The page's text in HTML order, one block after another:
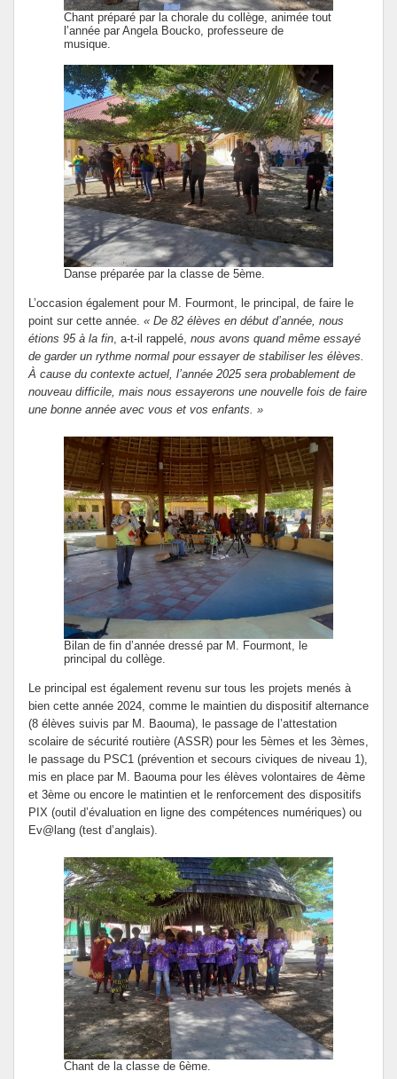
Chant préparé par la chorale du collège, animée tout
l’année par Angela Boucko, professeure de
musique.
Danse préparée par la classe de 5ème.
L’occasion également pour M. Fourmont, le principal, de faire le
point sur cette année. « De 82 élèves en début d’année, nous
étions 95 à la fin , a-t-il rappelé, nous avons quand même essayé
de garder un rythme normal pour essayer de stabiliser les élèves.
À cause du contexte actuel, l’année 2025 sera probablement de
nouveau difficile, mais nous essayerons une nouvelle fois de faire
une bonne année avec vous et vos enfants. »
Bilan de fin d’année dressé par M. Fourmont, le
principal du collège.
Le principal est également revenu sur tous les projets menés à
bien cette année 2024, comme le maintien du dispositif alternance
(8 élèves suivis par M. Baouma), le passage de l’attestation
scolaire de sécurité routière (ASSR) pour les 5èmes et les 3èmes,
le passage du PSC1 (prévention et secours civiques de niveau 1),
mis en place par M. Baouma pour les élèves volontaires de 4ème
et 3ème ou encore le matintien et le renforcement des dispositifs
PIX (outil d’évaluation en ligne des compétences numériques) ou
Ev@lang (test d’anglais).
Chant de la classe de 6ème.